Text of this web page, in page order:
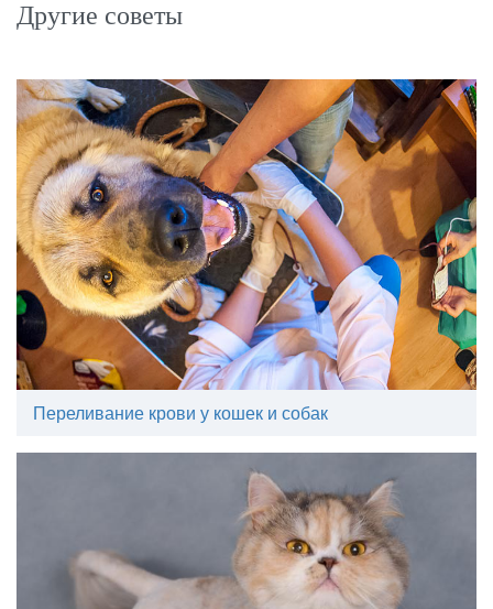
Другие советы
Переливание крови у кошек и собак